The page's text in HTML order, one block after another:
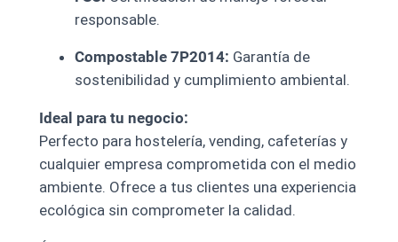
responsable.
Compostable 7P2014: Garantía de
sostenibilidad y cumplimiento ambiental.
Ideal para tu negocio:
Perfecto para hostelería, vending, cafeterías y
cualquier empresa comprometida con el medio
ambiente. Ofrece a tus clientes una experiencia
ecológica sin comprometer la calidad.